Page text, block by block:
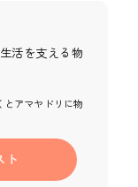
活を支える物
とアマヤドリに物
ト